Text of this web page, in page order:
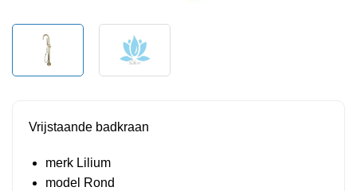
Vrijstaande badkraan
merk Lilium
model Rond